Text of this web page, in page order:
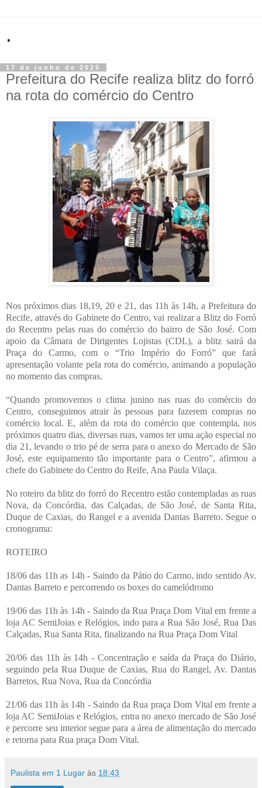
.
17 de junho de 2025
Prefeitura do Recife realiza blitz do forró
na rota do comércio do Centro
Nos próximos dias 18,19, 20 e 21, das 11h às 14h, a Prefeitura do
Recife, através do Gabinete do Centro, vai realizar a Blitz do Forró
do Recentro pelas ruas do comércio do bairro de São José. Com
apoio da Câmara de Dirigentes Lojistas (CDL), a blitz sairá da
Praça do Carmo, com o “Trio Império do Forró” que fará
apresentação volante pela rota do comércio, animando a população
no momento das compras.
“Quando promovemos o clima junino nas ruas do comércio do
Centro, conseguimos atrair às pessoas para fazerem compras no
comércio local. E, além da rota do comércio que contempla, nos
próximos quatro dias, diversas ruas, vamos ter uma ação especial no
dia 21, levando o trio pé de serra para o anexo do Mercado de São
José, este equipamento tão importante para o Centro”, afirmou a
chefe do Gabinete do Centro do Reife, Ana Paula Vilaça.
No roteiro da blitz do forró do Recentro estão contempladas as ruas
Nova, da Concórdia, das Calçadas, de São José, de Santa Rita,
Duque de Caxias, do Rangel e a avenida Dantas Barreto. Segue o
cronograma:
ROTEIRO
18/06 das 11h as 14h - Saindo da Pátio do Carmo, indo sentido Av.
Dantas Barreto e percorrendo os boxes do camelódromo
19/06 das 11h às 14h - Saindo da Rua Praça Dom Vital em frente a
loja AC SemiJoias e Relógios, indo para a Rua São José, Rua Das
Calçadas, Rua Santa Rita, finalizando na Rua Praça Dom Vital
20/06 das 11h às 14h - Concentração e saída da Praça do Diário,
seguindo pela Rua Duque de Caxias, Rua do Rangel, Av. Dantas
Barretos, Rua Nova, Rua da Concórdia
21/06 das 11h às 14h - Saindo da Rua praça Dom Vital em frente a
loja AC SemiJoias e Relógios, entra no anexo mercado de São José
e percorre seu interior segue para a área de alimentação do mercado
e retorna para Rua praça Dom Vital.
Paulista em 1 Lugar às 18:43